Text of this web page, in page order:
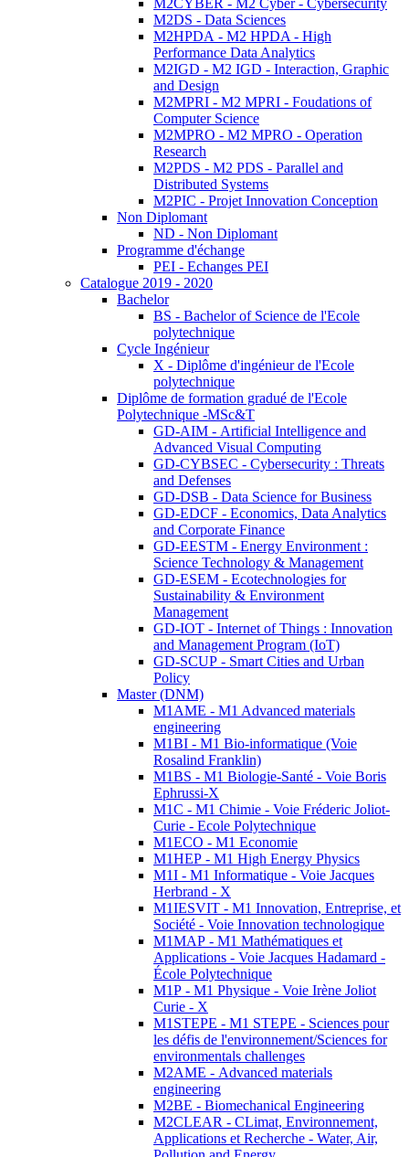
M2CYBER - M2 Cyber - Cybersecurity
M2DS - Data Sciences
M2HPDA - M2 HPDA - High
Performance Data Analytics
M2IGD - M2 IGD - Interaction, Graphic
and Design
M2MPRI - M2 MPRI - Foudations of
Computer Science
M2MPRO - M2 MPRO - Operation
Research
M2PDS - M2 PDS - Parallel and
Distributed Systems
M2PIC - Projet Innovation Conception
Non Diplomant
ND - Non Diplomant
Programme d'échange
PEI - Echanges PEI
Catalogue 2019 - 2020
Bachelor
BS - Bachelor of Science de l'Ecole
polytechnique
Cycle Ingénieur
X - Diplôme d'ingénieur de l'Ecole
polytechnique
Diplôme de formation gradué de l'Ecole
Polytechnique -MSc&T
GD-AIM - Artificial Intelligence and
Advanced Visual Computing
GD-CYBSEC - Cybersecurity : Threats
and Defenses
GD-DSB - Data Science for Business
GD-EDCF - Economics, Data Analytics
and Corporate Finance
GD-EESTM - Energy Environment :
Science Technology & Management
GD-ESEM - Ecotechnologies for
Sustainability & Environment
Management
GD-IOT - Internet of Things : Innovation
and Management Program (IoT)
GD-SCUP - Smart Cities and Urban
Policy
Master (DNM)
M1AME - M1 Advanced materials
engineering
M1BI - M1 Bio-informatique (Voie
Rosalind Franklin)
M1BS - M1 Biologie-Santé - Voie Boris
Ephrussi-X
M1C - M1 Chimie - Voie Fréderic Joliot-
Curie - Ecole Polytechnique
M1ECO - M1 Economie
M1HEP - M1 High Energy Physics
M1I - M1 Informatique - Voie Jacques
Herbrand - X
M1IESVIT - M1 Innovation, Entreprise, et
Société - Voie Innovation technologique
M1MAP - M1 Mathématiques et
Applications - Voie Jacques Hadamard -
École Polytechnique
M1P - M1 Physique - Voie Irène Joliot
Curie - X
M1STEPE - M1 STEPE - Sciences pour
les défis de l'environnement/Sciences for
environmentals challenges
M2AME - Advanced materials
engineering
M2BE - Biomechanical Engineering
M2CLEAR - CLimat, Environnement,
Applications et Recherche - Water, Air,